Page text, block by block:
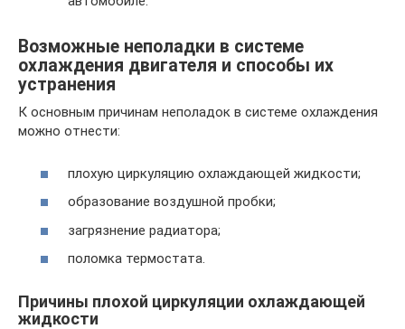
Возможные неполадки в системе
охлаждения двигателя и способы их
устранения
К основным причинам неполадок в системе охлаждения
можно отнести:
плохую циркуляцию охлаждающей жидкости;
образование воздушной пробки;
загрязнение радиатора;
поломка термостата.
Причины плохой циркуляции охлаждающей
жидкости